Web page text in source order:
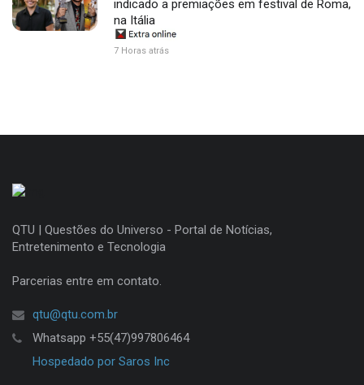
indicado a premiações em festival de Roma,
na Itália
7 Horas atrás
QTU | Questões do Universo - Portal de Notícias,
Entretenimento e Tecnologia
Parcerias entre em contato.
qtu@qtu.com.br
Whatsapp +55(47)997806464
Hospedado por Saros Inc